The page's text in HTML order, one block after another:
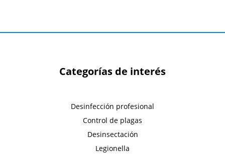
Categorías de interés
Desinfección profesional
Control de plagas
Desinsectación
Legionella